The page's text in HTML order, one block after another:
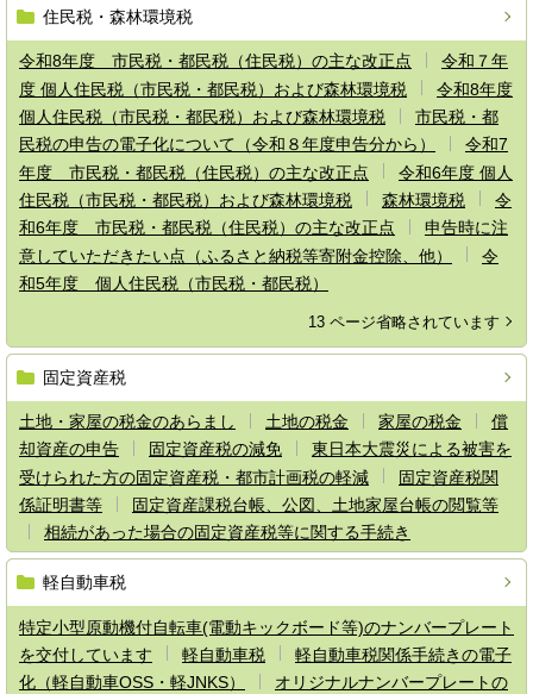
住民税・森林環境税
令和8年度 市民税・都民税（住民税）の主な改正点
令和７年
度 個人住民税（市民税・都民税）および森林環境税
令和8年度
個人住民税（市民税・都民税）および森林環境税
市民税・都
民税の申告の電子化について（令和８年度申告分から）
令和7
年度 市民税・都民税（住民税）の主な改正点
令和6年度 個人
住民税（市民税・都民税）および森林環境税
森林環境税
令
和6年度 市民税・都民税（住民税）の主な改正点
申告時に注
意していただきたい点（ふるさと納税等寄附金控除、他）
令
和5年度 個人住民税（市民税・都民税）
13 ページ省略されています
固定資産税
土地・家屋の税金のあらまし 土地の税金 家屋の税金
償
却資産の申告
固定資産税の減免
東日本大震災による被害を
受けられた方の固定資産税・都市計画税の軽減
固定資産税関
係証明書等
固定資産課税台帳、公図、土地家屋台帳の閲覧等
相続があった場合の固定資産税等に関する手続き
軽自動車税
特定小型原動機付自転車(電動キックボード等)のナンバープレート
を交付しています
軽自動車税
軽自動車税関係手続きの電子
化（軽自動車OSS・軽JNKS）
オリジナルナンバープレートの